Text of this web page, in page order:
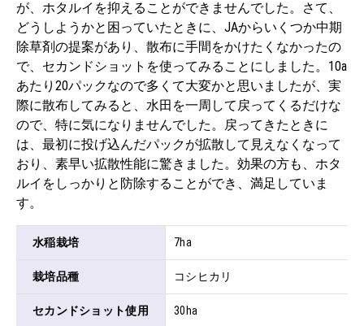
が、ホタルイを抑えることができませんでした。さて、
どうしようかと困っていたときに、JAからいくつか中期
除草剤の提案があり、散布に手間をかけたくなかったの
で、セカンドショットを使ってみることにしました。10a
あたり20パックなので多くて大変かと思いましたが、実
際に散布してみると、水田を一周して戻ってくるだけな
ので、特に気になりませんでした。戻ってきたときに
は、最初に投げ込んだパックが拡散して見えなくなって
おり、素早い拡散性能に驚きました。効果の方も、ホタ
ルイをしっかりと防除することができ、満足していま
す。
水稲栽培 7ha
栽培品種 コシヒカリ
セカンドショット使用 30ha